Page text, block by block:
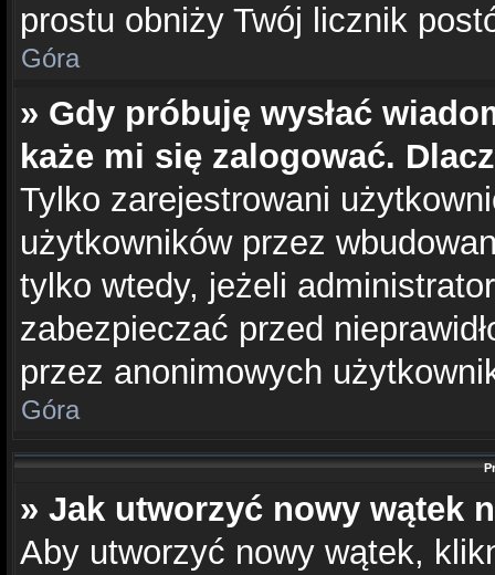
prostu obniży Twój licznik
Góra
» Gdy próbuję wysłać
każe mi się zalogować.
Tylko zarejestrowani
użytkowników przez
tylko wtedy, jeżeli
zabezpieczać przed
przez anonimowych
Góra
» Jak utworzyć nowy wątek
Aby utworzyć nowy wątek,